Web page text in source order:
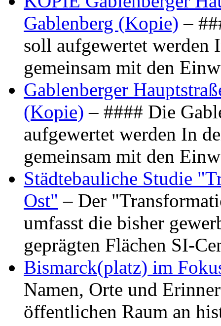
Gablenberg (Kopie) –
soll aufgewertet werden
gemeinsam mit den
Gablenberger
(Kopie) – #### Die
aufgewertet werden In
gemeinsam mit den
Städtebauliche Studie
Ost" – Der
umfasst die bisher
geprägten Flächen SI-
Bismarck(platz) im
Namen, Orte und
öffentlichen Raum an